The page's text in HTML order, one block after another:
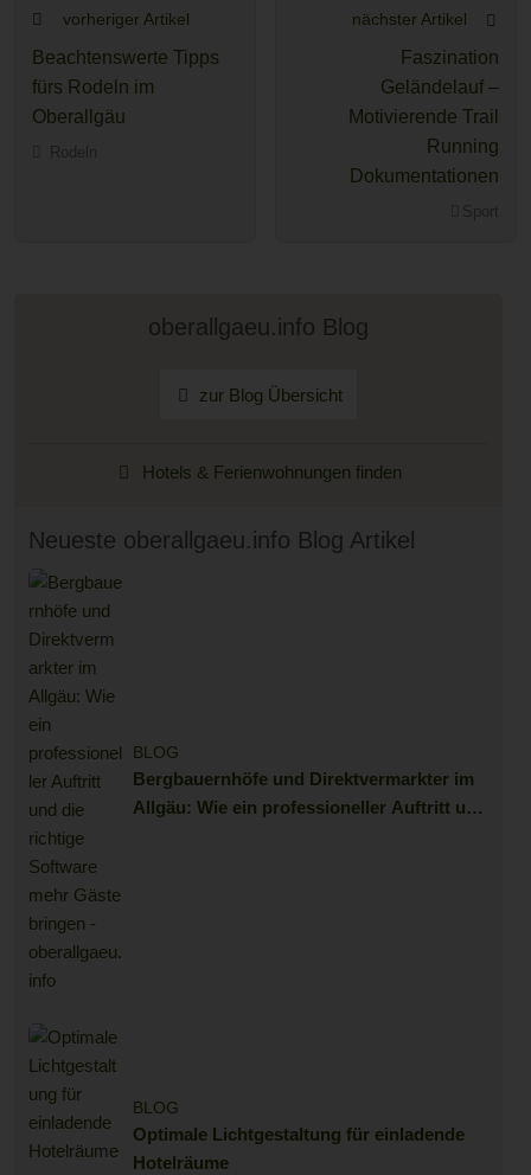
vorheriger Artikel
Beachtenswerte Tipps
fürs Rodeln im
Oberallgäu
nächster Artikel
Faszination
Geländelauf –
Motivierende Trail
Running
Dokumentationen
oberallgaeu.info Blog
zur Blog Übersicht
Hotels & Ferienwohnungen finden
Neueste oberallgaeu.info Blog Artikel
BLOG
Bergbauernhöfe und Direktvermarkter im
Allgäu: Wie ein professioneller Auftritt und
BLOG
Optimale Lichtgestaltung für einladende
Hotelräume